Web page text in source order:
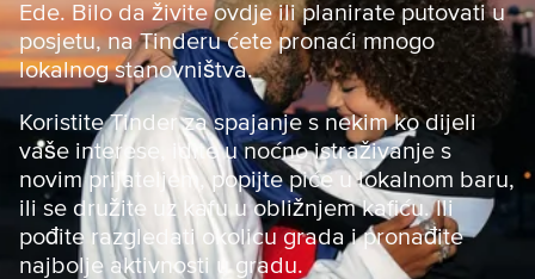
Ede. Bilo da živite ovdje ili planirate putovati u
posjetu, na Tinderu ćete pronaći mnogo
lokalnog stanovništva.
Koristite Tinder za spajanje s nekim ko dijeli
vaše interese, idite u noćno istraživanje s
novim prijateljem, popijte piće u lokalnom baru,
ili se družite uz kafu u obližnjem kafiću. Ili
pođite razgledati okolicu grada i pronađite
najbolje aktivnosti u gradu.